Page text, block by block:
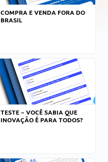
COMPRA E VENDA FORA DO
BRASIL
TESTE – VOCÊ SABIA QUE
INOVAÇÃO É PARA TODOS?